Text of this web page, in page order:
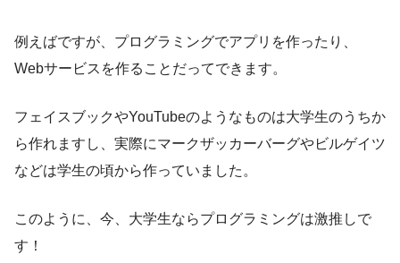
例えばですが、プログラミングでアプリを作ったり、
Webサービスを作ることだってできます。
フェイスブックやYouTubeのようなものは大学生のうちか
ら作れますし、実際にマークザッカーバーグやビルゲイツ
などは学生の頃から作っていました。
このように、今、大学生ならプログラミングは激推しで
す！